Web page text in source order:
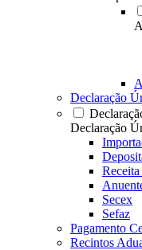
Declaração
Declaração
Secex
Sefaz
Pagamento
Recintos